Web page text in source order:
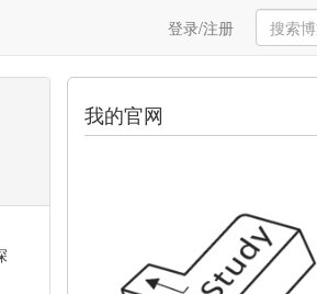
登录/注册
我的官网